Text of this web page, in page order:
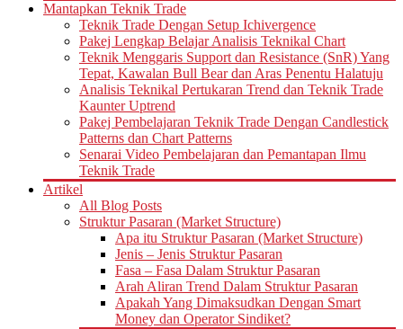
Mantapkan Teknik Trade
Teknik Trade Dengan Setup Ichivergence
Pakej Lengkap Belajar Analisis Teknikal Chart
Teknik Menggaris Support dan Resistance (SnR) Yang
Tepat, Kawalan Bull Bear dan Aras Penentu Halatuju
Analisis Teknikal Pertukaran Trend dan Teknik Trade
Kaunter Uptrend
Pakej Pembelajaran Teknik Trade Dengan Candlestick
Patterns dan Chart Patterns
Senarai Video Pembelajaran dan Pemantapan Ilmu
Teknik Trade
Artikel
All Blog Posts
Struktur Pasaran (Market Structure)
Apa itu Struktur Pasaran (Market Structure)
Jenis – Jenis Struktur Pasaran
Fasa – Fasa Dalam Struktur Pasaran
Arah Aliran Trend Dalam Struktur Pasaran
Apakah Yang Dimaksudkan Dengan Smart
Money dan Operator Sindiket?